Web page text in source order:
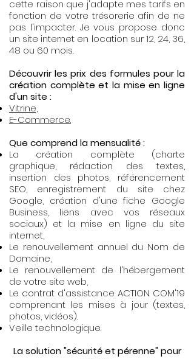
cette raison que j'adapte mes tarifs en
fonction de votre trésorerie afin de ne
pas l'impacter. Je vous propose donc
un site internet en location sur 12, 24, 36,
48 ou 60 mois.
Découvrir les prix des formules pour la
création complète et la mise en ligne
d'un site :
Vitrine,
E-Commerce.
Que comprend la mensualité :
La création complète (charte
graphique, rédaction des textes,
insertion des photos, référencement
SEO, enregistrement du site chez
Google, création d'une fiche Google
Business, liens avec vos réseaux
sociaux) et la mise en ligne du site
internet,
Le renouvellement annuel du Nom de
Domaine,
Le renouvellement de l'hébergement
de votre site web,
Le contrat d'assistance ACTION COM'19
comprenant les mises à jour (textes,
photos, vidéos).
Veille technologique.
La solution "sécurité et pérenne" pour